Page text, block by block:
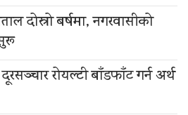
दोस्रो बर्षमा, नगरवासीको
रोयल्टी बाँडफाँट गर्न अर्थ